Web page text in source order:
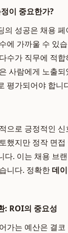
이 중요한가?
의 성공은 채용
에 가까울 수 있
수가 직무에 적
사람에게 노출
평가되어야 합니
으로 긍정적인
했지만 정작 면
다. 이는 채용 브
니다. 정확한데
: ROI의 중요성
가는 예산은 결